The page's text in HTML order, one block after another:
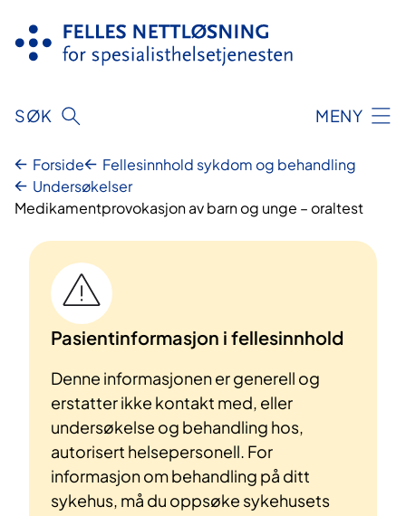
innhold
SØK MENY
Forside
Fellesinnhold sykdom og behandling
Undersøkelser
Medikamentprovokasjon av barn og unge – oraltest
Pasientinformasjon i fellesinnhold
Denne informasjonen er generell og
erstatter ikke kontakt med, eller
undersøkelse og behandling hos,
autorisert helsepersonell. For
informasjon om behandling på ditt
sykehus, må du oppsøke sykehusets